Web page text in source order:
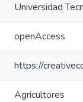
Universidad
openAccess
https://
Agricultores